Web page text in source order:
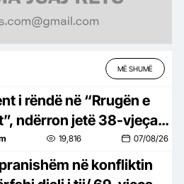
MË SHUMË
i rëndë në “Rrugën e
ndërron jetë 38-vjeçari
19,816 07/08/26
në konfliktin